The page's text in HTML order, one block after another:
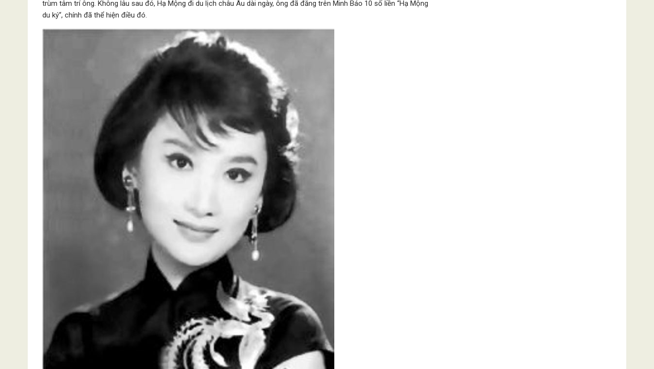
trùm tâm trí ông. Không lâu sau đó, Hạ Mộng đi du lịch châu Âu dài ngày, ông đã đăng trên Minh Báo 10 số liền “Hạ Mộng
du ký“, chính đã thể hiện điều đó.